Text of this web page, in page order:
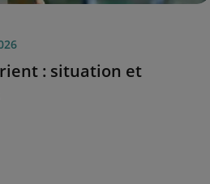
: situation et